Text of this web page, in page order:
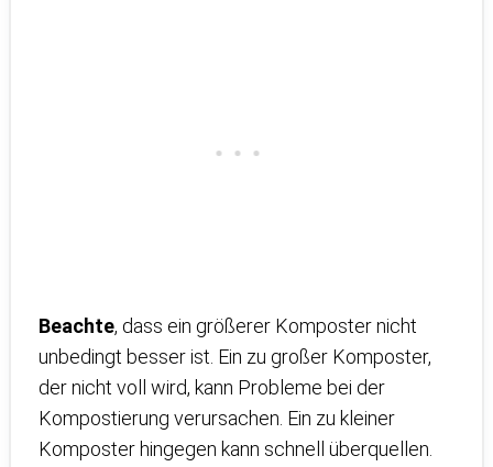
Beachte, dass ein größerer Komposter nicht
unbedingt besser ist. Ein zu großer Komposter,
der nicht voll wird, kann Probleme bei der
Kompostierung verursachen. Ein zu kleiner
Komposter hingegen kann schnell überquellen.